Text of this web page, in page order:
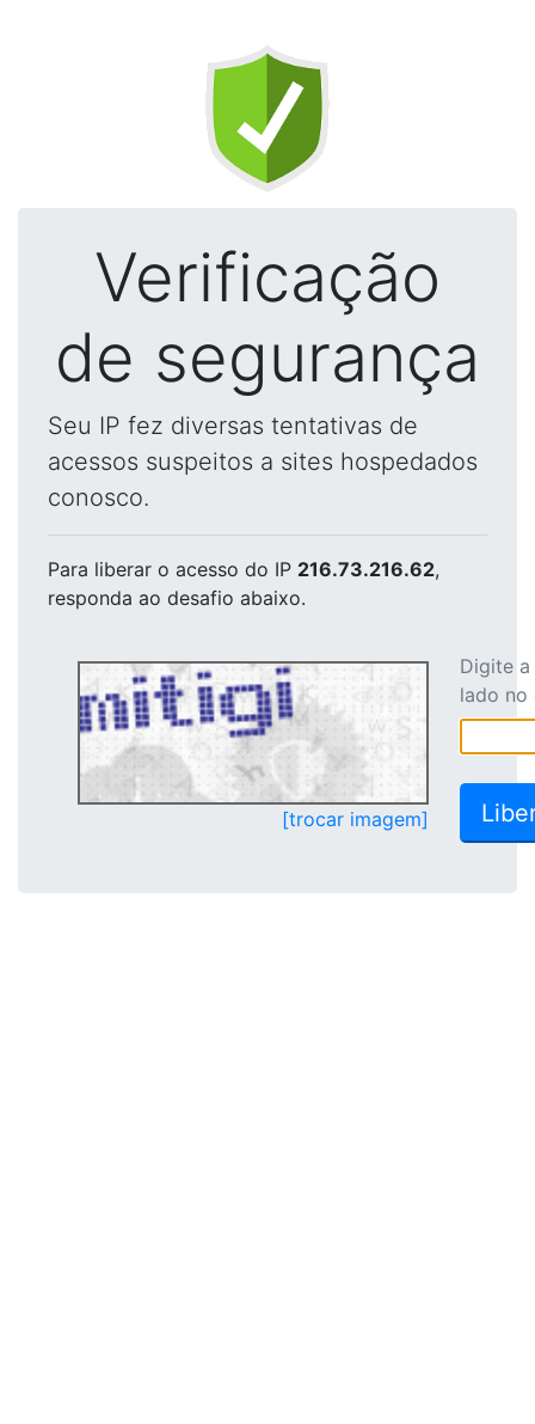
Verificação
de segurança
Seu IP fez diversas tentativas de
acessos suspeitos a sites hospedados
conosco.
Para liberar o acesso do IP 216.73.216.62,
responda ao desafio abaixo.
[trocar imagem]
Digite
lado no